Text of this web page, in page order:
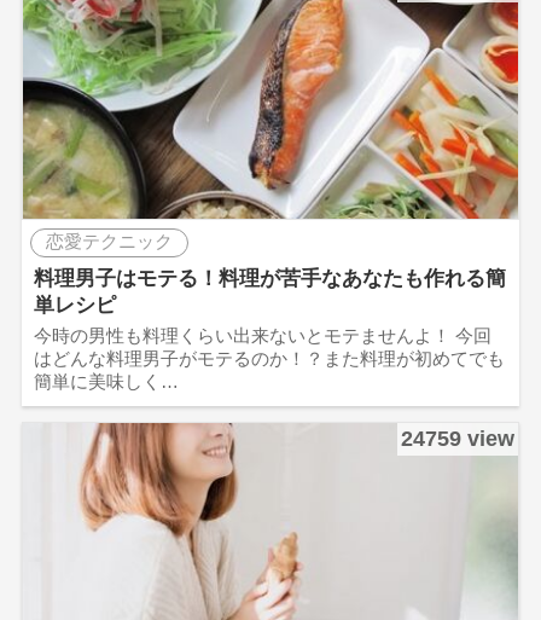
恋愛テクニック
料理男子はモテる！料理が苦手なあなたも作れる簡
単レシピ
今時の男性も料理くらい出来ないとモテませんよ！ 今回
はどんな料理男子がモテるのか！？また料理が初めてでも
簡単に美味しく…
24759 view